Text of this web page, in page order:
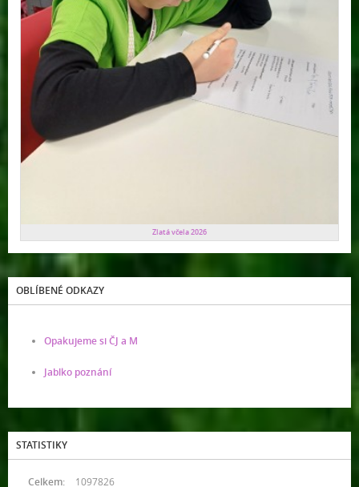
Zlatá včela 2026
OBLÍBENÉ ODKAZY
Opakujeme si ČJ a M
Jablko poznání
STATISTIKY
Celkem: 1097826